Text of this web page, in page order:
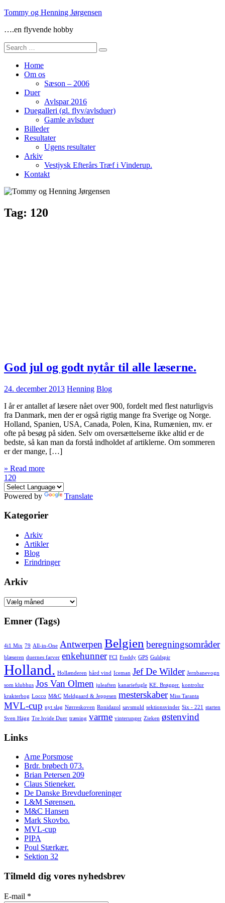
Skip
content
Tommy og Henning Jørgensen
….en flyvende hobby
Search
for:
Home
Om os
Sæson – 2006
Duer
Avlspar 2016
Duegalleri (gl. flyv/avlsduer)
Gamle avlsduer
Billeder
Resultater
Ugens resultater
Arkiv
Vestjysk Efterårs Træf i Vinderup.
Kontakt
Tag: 120
God jul og godt nytår til alle læserne.
24. december 2013 Henning Blog
I år er antallet af læsere nået over 900, fordelt med flest naturligvis
fra Danmark, men der er også rigtig mange fra Sverige og Norge.
Holland, Spanien, USA, Canada, Polen, Kina, Rumænien, mv. er
ofte på besøg på siden. Selv om oversættelserne ikke altid er de
bedste, så kan man da forstå indholdet af artiklerne. Om sommeren
er der mange, […]
» Read more
120
Powered by Translate
Kategorier
Arkiv
Artikler
Blog
Erindringer
Arkiv
Arkiv
Emner (Tags)
4i1 Mix 79 All-in-One Antwerpen Belgien beregningsområder
blæseren duernes farver enkehunner FCI Freddy GPS Guldspir
Holland. Hollænderen hård vind Iceman Jef De Wilder Jernbanevogn
som klubhus Jos Van Olmen juleaften kanariefugle KE. Brøgger. kontrolur
krakterbog Locco M&C Meldgaard & Jeppesen mesterskaber Miss Taranta
MVL-cup nyt slag Nørreskoven Ronidazol savsmuld sektionsvinder Six - 221
starten
Sven Hägg Tre hvide Duer træning varme vinterunger Zieken østenvind
Links
Arne Porsmose
Brdr. brøbech 073.
Brian Petersen 209
Claus Stieneker.
De Danske Brevdueforeninger
L&M Sørensen.
M&C Hansen
Mark Skovbo.
MVL-cup
PIPA
Poul Stærkær.
Sektion 32
Tilmeld dig vores nyhedsbrev
E-mail *